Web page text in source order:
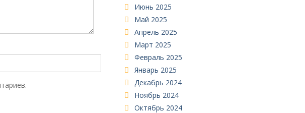
Июнь 2025
Май 2025
Апрель 2025
Март 2025
Февраль 2025
Январь 2025
Декабрь 2024
Ноябрь 2024
Октябрь 2024